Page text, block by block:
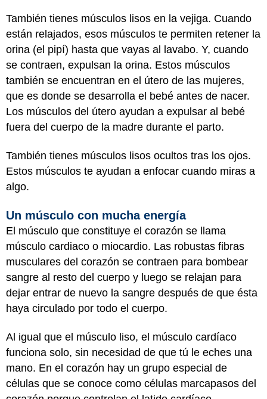
También tienes músculos lisos en la vejiga. Cuando
están relajados, esos músculos te permiten retener la
orina (el pipí) hasta que vayas al lavabo. Y, cuando
se contraen, expulsan la orina. Estos músculos
también se encuentran en el útero de las mujeres,
que es donde se desarrolla el bebé antes de nacer.
Los músculos del útero ayudan a expulsar al bebé
fuera del cuerpo de la madre durante el parto.
También tienes músculos lisos ocultos tras los ojos.
Estos músculos te ayudan a enfocar cuando miras a
algo.
Un músculo con mucha energía
El músculo que constituye el corazón se llama
músculo cardiaco o miocardio. Las robustas fibras
musculares del corazón se contraen para bombear
sangre al resto del cuerpo y luego se relajan para
dejar entrar de nuevo la sangre después de que ésta
haya circulado por todo el cuerpo.
Al igual que el músculo liso, el músculo cardíaco
funciona solo, sin necesidad de que tú le eches una
mano. En el corazón hay un grupo especial de
células que se conoce como células marcapasos del